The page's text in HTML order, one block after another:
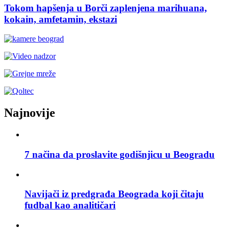
Tokom hapšenja u Borči zaplenjena marihuana,
kokain, amfetamin, ekstazi
Najnovije
7 načina da proslavite godišnjicu u Beogradu
Navijači iz predgrađa Beograda koji čitaju
fudbal kao analitičari